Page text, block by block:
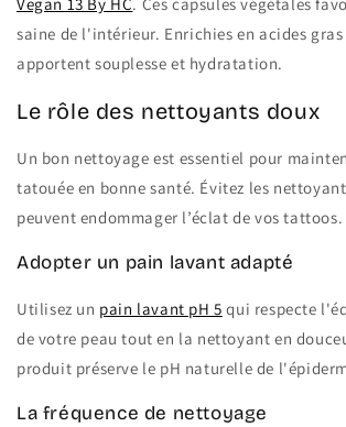
saine de l'intérieur. Enrichies en acides
apportent souplesse et hydratation.
Le rôle des nettoyants doux
Un bon nettoyage est essentiel pour
tatouée en bonne santé. Évitez les
peuvent endommager l’éclat de vos tattoos.
Adopter un pain lavant adapté
Utilisez un pain lavant pH 5 qui respecte
de votre peau tout en la nettoyant en
produit préserve le pH naturelle de
La fréquence de nettoyage